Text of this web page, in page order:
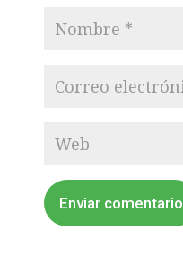
Enviar comentario